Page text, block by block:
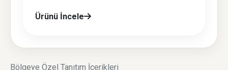
Ürünü İncele
Bölgeye Özel Tanıtım İçerikleri